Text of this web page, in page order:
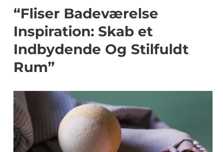
“Fliser Badeværelse
Inspiration: Skab et
Indbydende Og Stilfuldt
Rum”